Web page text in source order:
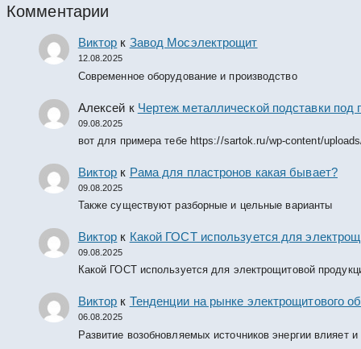
Комментарии
Виктор к Завод Мосэлектрощит
12.08.2025
Современное оборудование и производство
Алексей к Чертеж металлической подставки
09.08.2025
вот для примера тебе https://sartok.ru/wp-content/
Виктор к Рама для пластронов какая бывает?
09.08.2025
Также существуют разборные и цельные варианты
Виктор к Какой ГОСТ используется для
09.08.2025
Какой ГОСТ используется для электрощитовой
Виктор к Тенденции на рынке электрощитового
06.08.2025
Развитие возобновляемых источников энергии влияет